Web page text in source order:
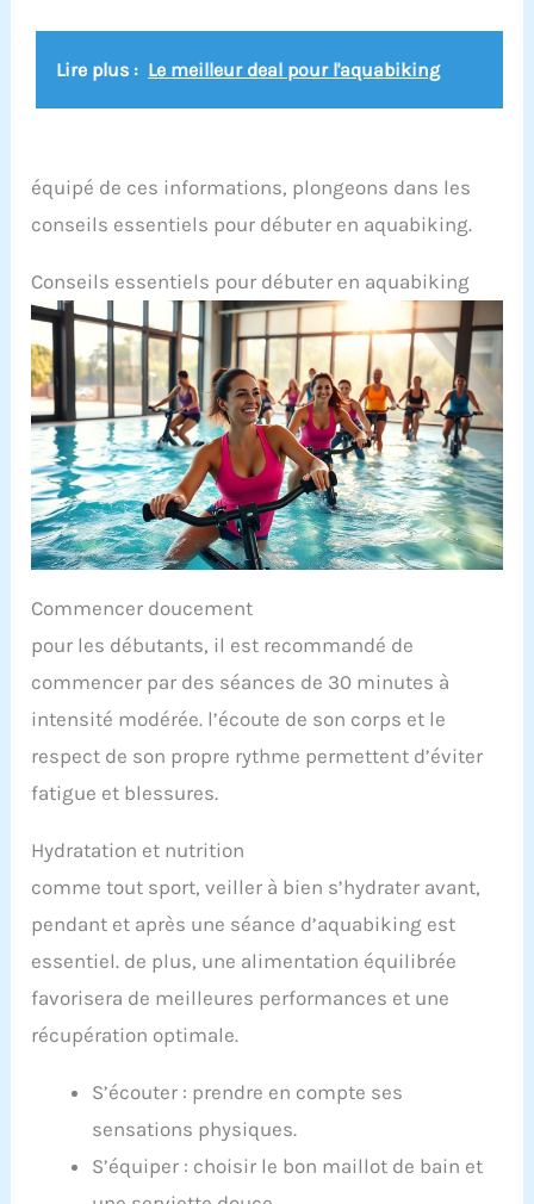
Lire plus : Le meilleur deal pour l'aquabiking
équipé de ces informations, plongeons dans les
conseils essentiels pour débuter en aquabiking.
Conseils essentiels pour débuter en aquabiking
Commencer doucement
pour les débutants, il est recommandé de
commencer par des séances de 30 minutes à
intensité modérée. l’écoute de son corps et le
respect de son propre rythme permettent d’éviter
fatigue et blessures.
Hydratation et nutrition
comme tout sport, veiller à bien s’hydrater avant,
pendant et après une séance d’aquabiking est
essentiel. de plus, une alimentation équilibrée
favorisera de meilleures performances et une
récupération optimale.
S’écouter : prendre en compte ses
sensations physiques.
S’équiper : choisir le bon maillot de bain et